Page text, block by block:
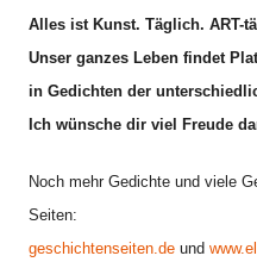
i
c
h
t
e
b
e
Alles ist Kunst. Täglich. ART-
Unser ganzes Leben findet
in Gedichten der
Ich wünsche dir viel Freude
Noch mehr Gedichte und viele
Seiten:
geschichtenseiten.de und